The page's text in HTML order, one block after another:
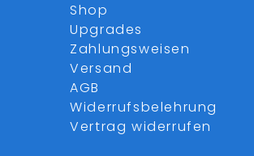
Shop
Upgrades
Zahlungsweisen
Versand
AGB
Widerrufsbelehrung
Vertrag widerrufen